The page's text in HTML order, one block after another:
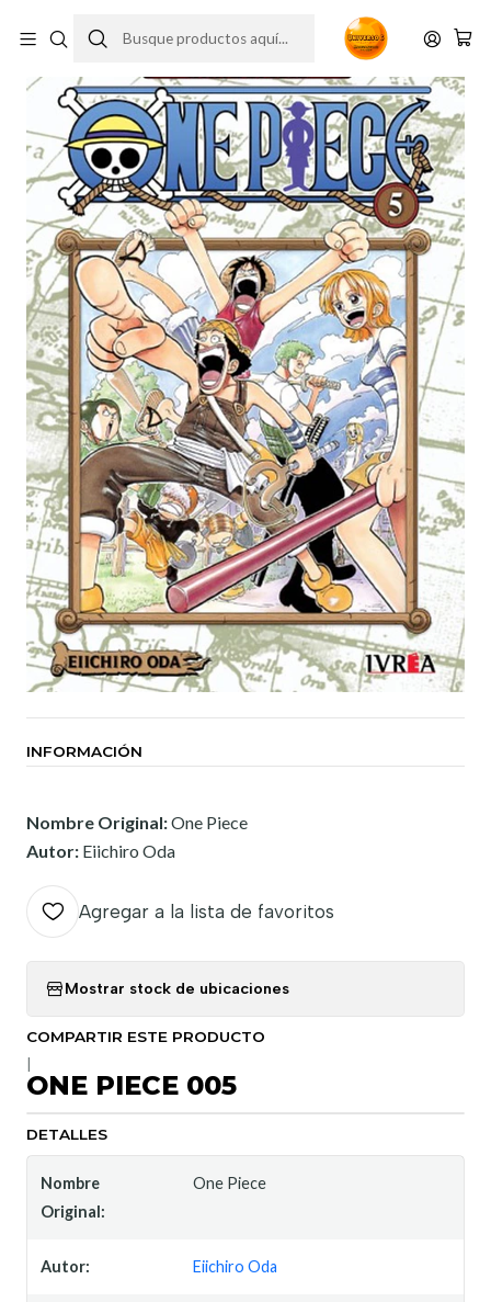
INFORMACIÓN
Nombre Original:One Piece
Autor: Eiichiro Oda
Agregar a la lista de favoritos
Mostrar stock de ubicaciones
COMPARTIR ESTE PRODUCTO
ONE PIECE 005
DETALLES
Nombre
Original:
One Piece
Autor: Eiichiro Oda